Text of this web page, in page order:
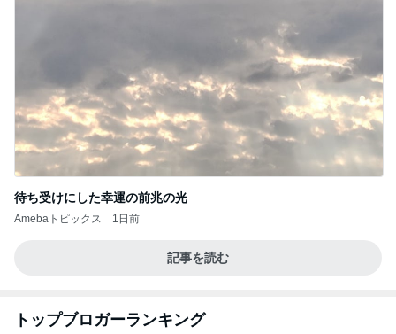
待ち受けにした幸運の前兆の光
Amebaトピックス 1日前
記事を読む
トップブロガーランキング